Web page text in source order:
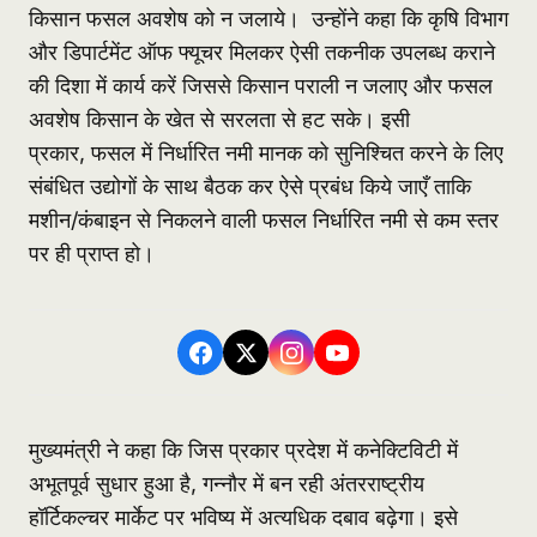
किसान फसल अवशेष को न जलाये। उन्होंने कहा कि कृषि विभाग
और डिपार्टमेंट ऑफ फ्यूचर मिलकर ऐसी तकनीक उपलब्ध कराने
की दिशा में कार्य करें जिससे किसान पराली न जलाए और फसल
अवशेष किसान के खेत से सरलता से हट सके। इसी
प्रकार, फसल में निर्धारित नमी मानक को सुनिश्चित करने के लिए
संबंधित उद्योगों के साथ बैठक कर ऐसे प्रबंध किये जाएँ ताकि
मशीन/कंबाइन से निकलने वाली फसल निर्धारित नमी से कम स्तर
पर ही प्राप्त हो।
मुख्यमंत्री ने कहा कि जिस प्रकार प्रदेश में कनेक्टिविटी में
अभूतपूर्व सुधार हुआ है, गन्नौर में बन रही अंतरराष्ट्रीय
हॉर्टिकल्चर मार्केट पर भविष्य में अत्यधिक दबाव बढ़ेगा। इसे